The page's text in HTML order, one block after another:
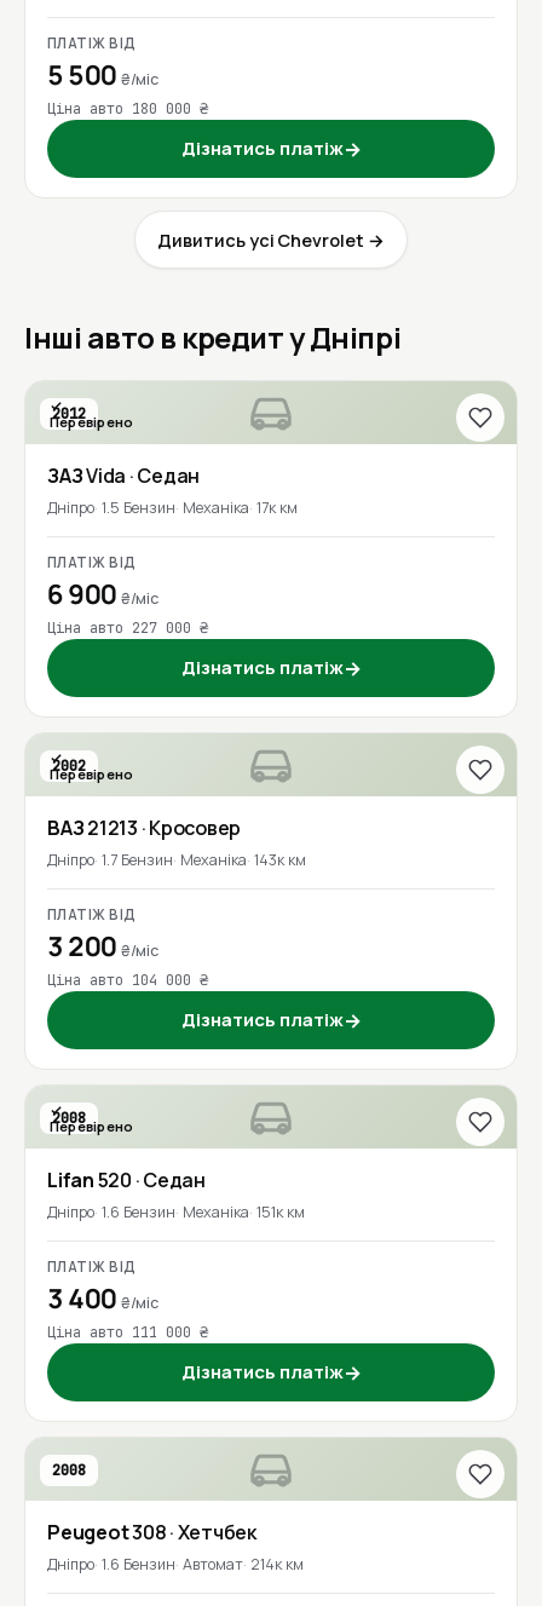
ПЛАТІЖ ВІД
5 500₴/міс
Ціна авто 180 000 ₴
Дізнатись платіж→
Дивитись усі Chevrolet →
Інші авто в кредит у Дніпрі
2012
Перевірено
ЗАЗVida · Седан
Дніпро 1.5 Бензин Механіка 17к км
ПЛАТІЖ ВІД
6 900₴/міс
Ціна авто 227 000 ₴
Дізнатись платіж→
2002
Перевірено
ВАЗ21213 · Кросовер
Дніпро 1.7 Бензин Механіка 143к км
ПЛАТІЖ ВІД
3 200₴/міс
Ціна авто 104 000 ₴
Дізнатись платіж→
2008
Перевірено
Lifan520 · Седан
Дніпро 1.6 Бензин Механіка 151к км
ПЛАТІЖ ВІД
3 400₴/міс
Ціна авто 111 000 ₴
Дізнатись платіж→
2008
Peugeot308· Хетчбек
Дніпро 1.6 Бензин Автомат 214к км